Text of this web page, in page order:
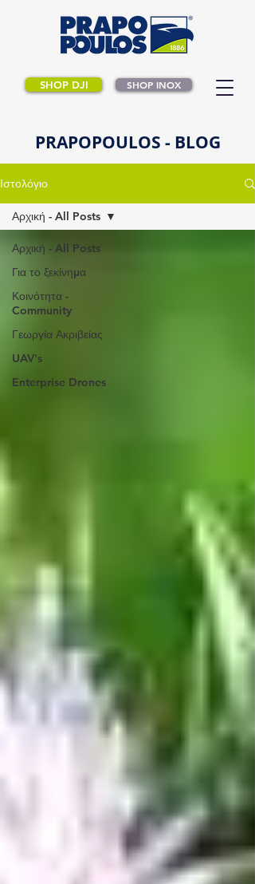
SHOP DJI SHOP INOX
PRAPOPOULOS - BLOG
Ιστολόγιο
Αρχική - All Posts
Για το ξεκίνημα
Κοινότητα -
Community
Γεωργία Ακριβείας
UAV's
Enterprise Drones
Αρχική - All Posts